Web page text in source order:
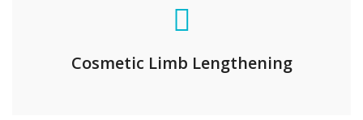
Cosmetic Limb Lengthening